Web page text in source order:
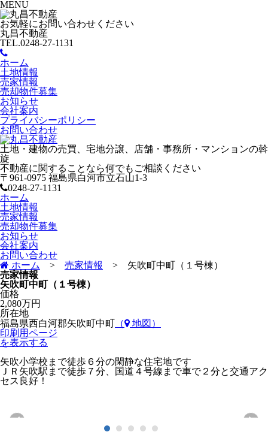
MENU
お気軽にお問い合わせください
丸昌不動産
TEL.0248-27-1131
ホーム
土地情報
売家情報
売却物件募集
お知らせ
会社案内
プライバシーポリシー
お問い合わせ
土地・建物の売買、宅地分譲、店舗・事務所・マンションの斡
旋
不動産に関することなら何でもご相談ください
〒961-0975 福島県白河市立石山1-3
0248-27-1131
ホーム
土地情報
売家情報
売却物件募集
お知らせ
会社案内
お問い合わせ
ホーム
> 売家情報 > 矢吹町中町（１号棟）
売家情報
矢吹町中町（１号棟）
価格
2,080万円
所在地
福島県西白河郡矢吹町中町 （
地図）
印刷用ページ
を表示する
矢吹小学校まで徒歩６分の閑静な住宅地です
ＪＲ矢吹駅まで徒歩７分、国道４号線まで車で２分と交通アク
セス良好！